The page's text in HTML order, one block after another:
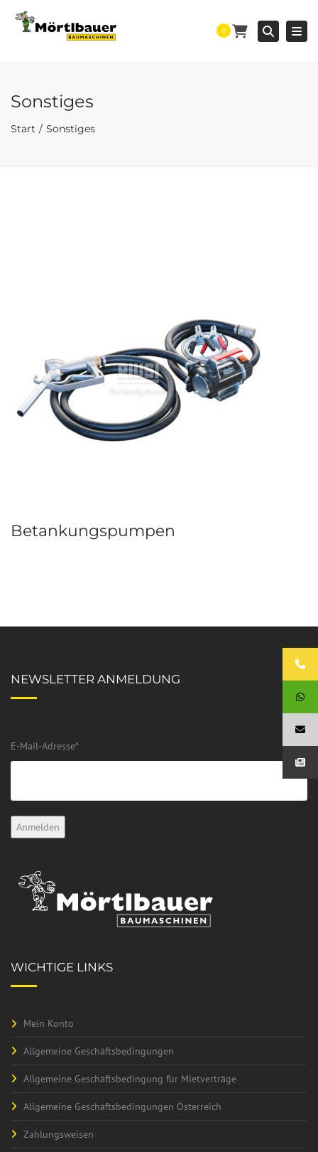
0
Sonstiges
Start Sonstiges
Betankungspumpen
NEWSLETTER ANMELDUNG
E-Mail-Adresse*
WICHTIGE LINKS
Mein Konto
Allgemeine Geschäftsbedingungen
Allgemeine Geschäftsbedingung für Mietverträge
Allgemeine Geschäftsbedingungen Österreich
Zahlungsweisen